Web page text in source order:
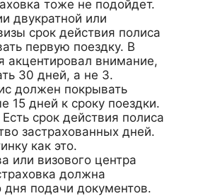
тоже не подойдет.
двукратной или
срок действия полиса
первую поездку. В
акцентировал внимание,
30 дней, а не 3.
должен покрывать
15 дней к сроку поездки.
Есть срок действия полиса
застрахованных дней.
как это.
или визового центра
должна
дня подачи документов.